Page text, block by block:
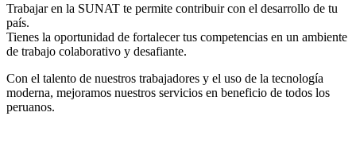
Trabajar en la SUNAT te permite contribuir con el desarrollo de tu
país.
Tienes la oportunidad de fortalecer tus competencias en un ambiente
de trabajo colaborativo y desafiante.
Con el talento de nuestros trabajadores y el uso de la tecnología
moderna, mejoramos nuestros servicios en beneficio de todos los
peruanos.